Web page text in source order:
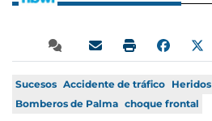
Sucesos Accidente de tráfico Heridos
Bomberos de Palma choque frontal